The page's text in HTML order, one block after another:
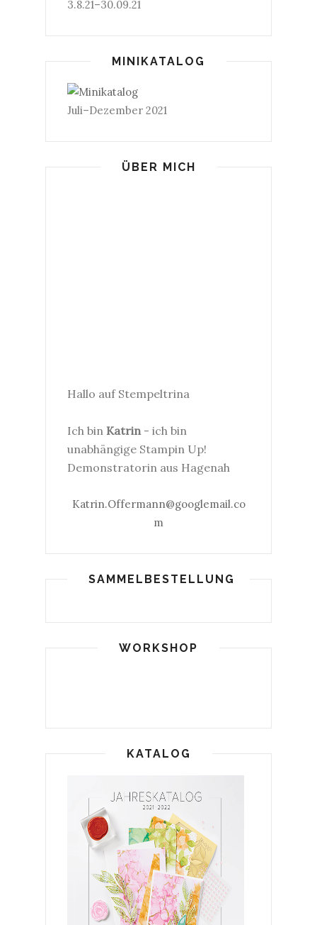
3.8.21–30.09.21
MINIKATALOG
Juli–Dezember 2021
ÜBER MICH
Hallo auf Stempeltrina
Ich bin Katrin- ich bin
unabhängige Stampin Up!
Demonstratorin aus Hagenah
Katrin.Offermann@googlemail.co
m
SAMMELBESTELLUNG
WORKSHOP
KATALOG